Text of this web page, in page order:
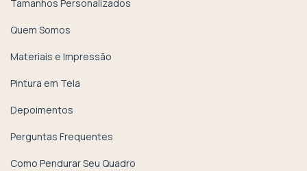
Tamanhos Personalizados
Quem Somos
Materiais e Impressão
Pintura em Tela
Depoimentos
Perguntas Frequentes
Como Pendurar Seu Quadro